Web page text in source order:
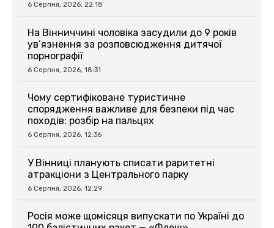
6 Серпня, 2026, 22:18
На Вінниччині чоловіка засудили до 9 років
ув’язнення за розповсюдження дитячої
порнографії
6 Серпня, 2026, 18:31
Чому сертифіковане туристичне
спорядження важливе для безпеки під час
походів: розбір на пальцях
6 Серпня, 2026, 12:36
У Вінниці планують списати раритетні
атракціони з Центрального парку
6 Серпня, 2026, 12:29
Росія може щомісяця випускати по Україні до